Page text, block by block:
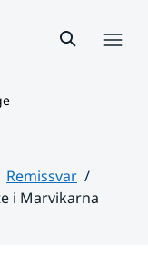
Remissvar
i Marvikarna